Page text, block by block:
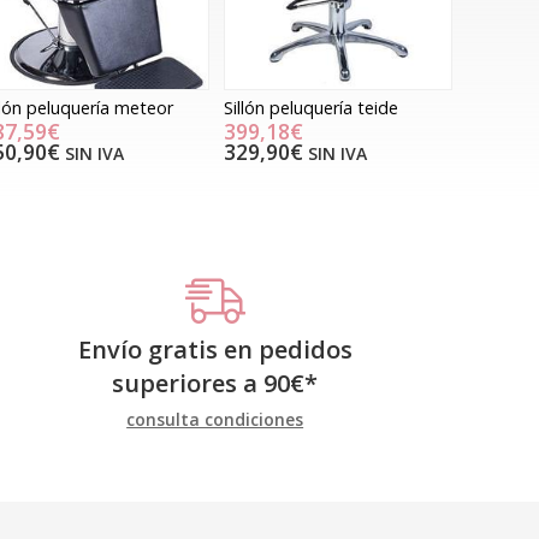
peluquería meteor
SIN IVA
Sillón peluquería teide
399,18€
329,90€ SIN IVA
Envío gratis en pedidos
superiores a 90€*
consulta condiciones